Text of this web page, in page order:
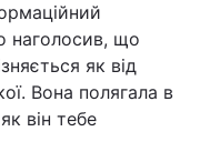
наголосив, що
як від
Вона полягала в
він тебе